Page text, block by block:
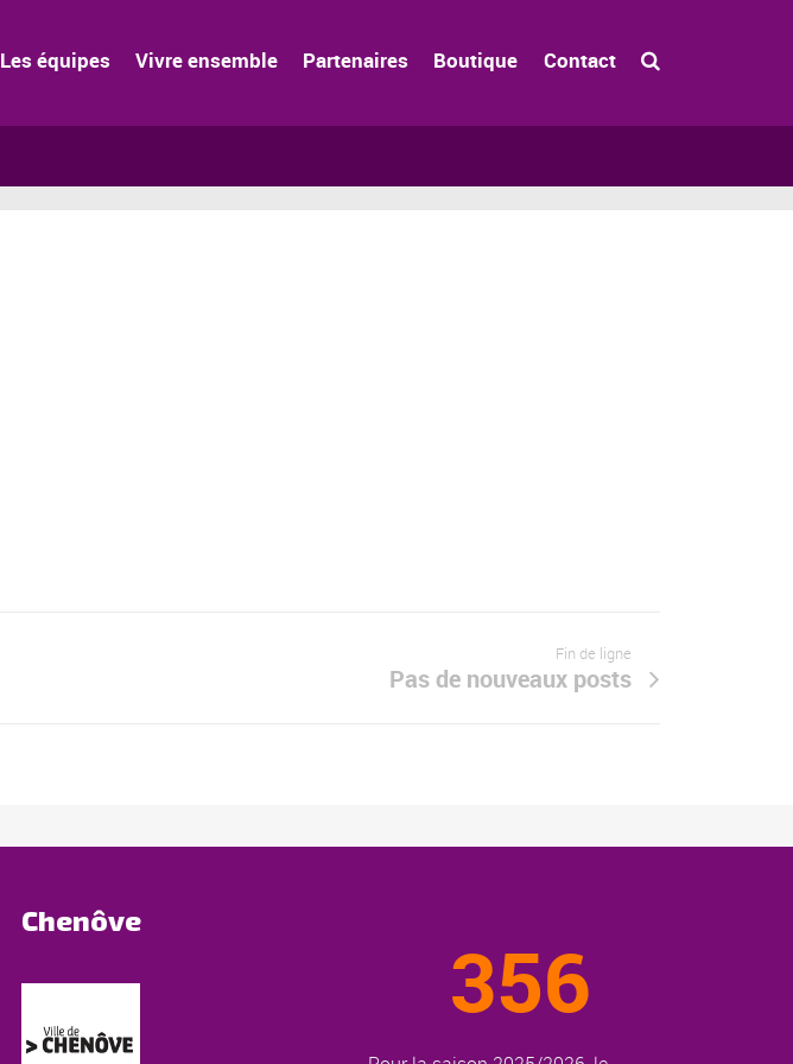
Les équipes Vivre ensemble Partenaires Boutique Contact
Fin de ligne
Pas de nouveaux posts
Chenôve
356